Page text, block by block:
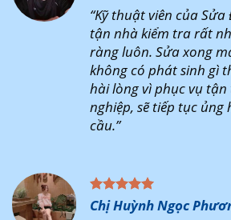
“Kỹ thuật viên của
tận nhà kiểm tra rất
ràng luôn. Sửa xong
không có phát sinh gì
hài lòng vì phục vụ tận
nghiệp, sẽ tiếp tục ủng
cầu.”
Chị Huỳnh Ngọc